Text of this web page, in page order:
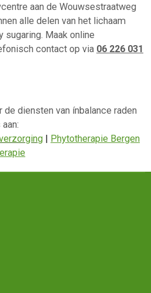
aan de Wouwsestraatweg
alle delen van het lichaam
sugaring. Maak online
contact op via 06 226 031
diensten van ínbalance raden
| Phytotherapie Bergen